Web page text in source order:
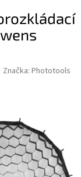
Značka: Phototools